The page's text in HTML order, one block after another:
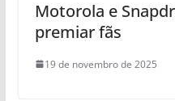
Motorola e
premiar fãs
19 de novembro de 2025